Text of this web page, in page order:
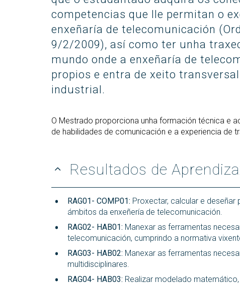
RRSS e Listas de correo
Bachelor Degree in
Telecommunication
Technologies Engineering
(BTTE)
Bachelor Degree in
Telecommunication
Technologies Engineering - Old
Curriculum (BTTE)
Percorrido Sucesivo (PARS)
Programa Académico con
Prácticas en
orientación ao ingreso
competencias que lle permitan o
enxeñaría de telecomunicación
9/2/2009), así como ter unha
mundo onde a enxeñaría de
propios e entra de xeito
industrial.
O Mestrado proporciona unha formación técnica e
de habilidades de comunicación e a experiencia de
Resultados de
RAG01- COMP01: Proxectar, calcular e
ámbitos da enxeñería de telecomunicación.
RAG02- HAB01: Manexar as ferramentas
telecomunicación, cumprindo a normativa
RAG03- HAB02: Manexar as ferramentas
multidisciplinares.
RAG04- HAB03: Realizar modelado